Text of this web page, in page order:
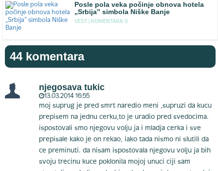
Posle pola veka počinje obnova hotela
„Srbija” simbola Niške Banje
VEST | KOMENTARA: 0
44 komentara
njegosava tukic
13.03.2014 16:55
moj suprug je pred smrt naredio meni ,supruzi da kucu
prepisem na jednu cerku,to je uradio pred svedocima.
ispostovali smo njegovu volju ja i mladja cerka i sve
prepisale kako je on rekao, iako tada nismo ni slutili da
ce preminuti. da nisam ispostovala njegovu volju ja bih
svoju trecinu kuce poklonila mojoj unuci ciji sam